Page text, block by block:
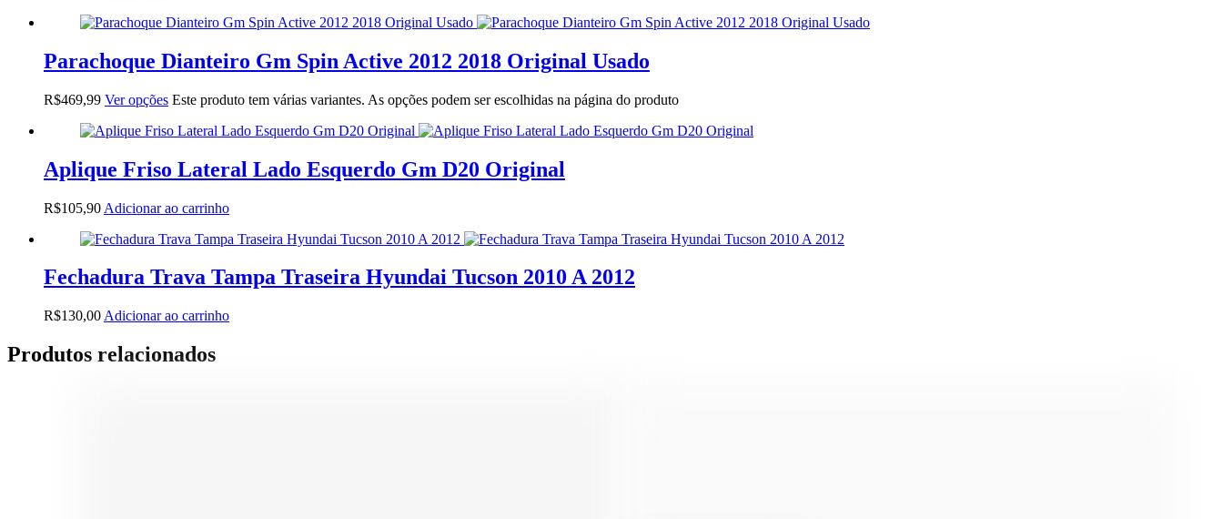
Parachoque Dianteiro Gm Spin Active 2012 2018 Original Usado
R$469,99 Ver opções Este produto tem várias variantes. As opções podem ser escolhidas na página do produto
Aplique Friso Lateral Lado Esquerdo Gm D20 Original
R$105,90 Adicionar ao carrinho
Fechadura Trava Tampa Traseira Hyundai Tucson 2010 A 2012
R$130,00 Adicionar ao carrinho
Produtos relacionados